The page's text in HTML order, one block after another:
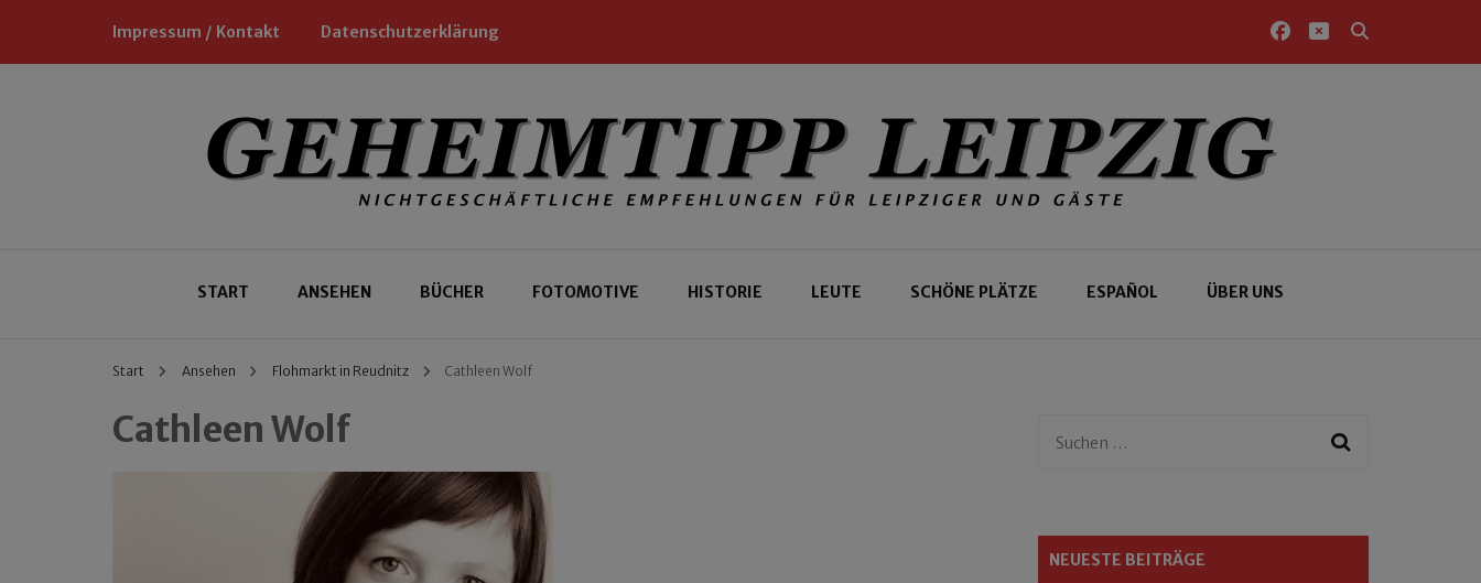
Impressum / Kontakt Datenschutzerklärung
Geheimtipp Leipzig
START ANSEHEN BÜCHER FOTOMOTIVE HISTORIE LEUTE SCHÖNE PLÄTZE ESPAÑOL ÜBER UNS
Start Ansehen Flohmarkt in Reudnitz Cathleen Wolf
Cathleen Wolf
Suchen
NEUESTE BEITRÄGE